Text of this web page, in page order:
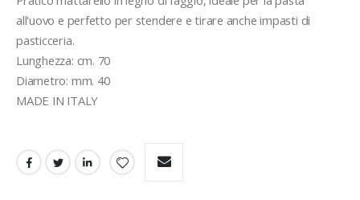
all'uovo e perfetto per stendere e tirare anche impasti di
pasticceria.
Lunghezza: cm. 70
Diametro: mm. 40
MADE IN ITALY